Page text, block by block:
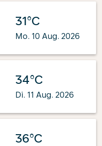
31°C
Mo. 10 Aug. 2026
34°C
Di. 11 Aug. 2026
36°C